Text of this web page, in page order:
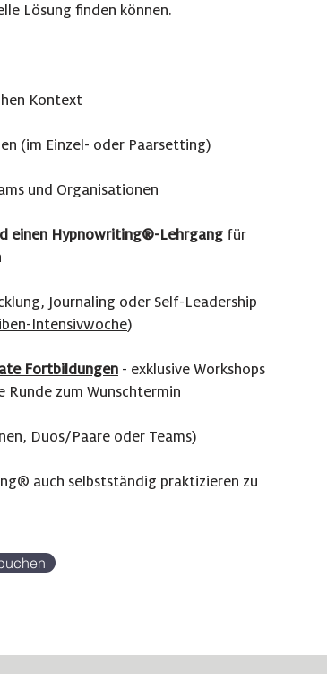
Lösung finden können.
Kontext
(im Einzel- oder Paarsetting)
und Organisationen
einen Hypnowriting®-Lehrgang für
Journaling oder Self-Leadership
Intensivwoche)
Fortbildungen - exklusive Workshops
zum Wunschtermin
Duos/Paare oder Teams)
® auch selbstständig praktizieren zu